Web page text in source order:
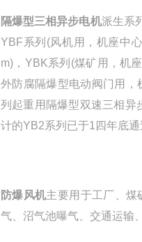
隔爆型三相异步电机派生系
YBF系列(风机用，机座中
m)，YBK系列(煤矿用，
外防腐隔爆型电动阀门用
列起重用隔爆型双速三相
计的YB2系列已于1四年底
防爆风机主要用于工厂、煤
气、沼气池曝气、交通运输